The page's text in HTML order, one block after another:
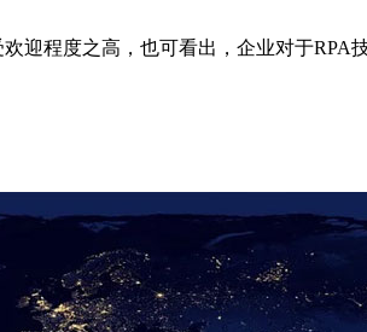
迎程度之高，也可看出，企业对于